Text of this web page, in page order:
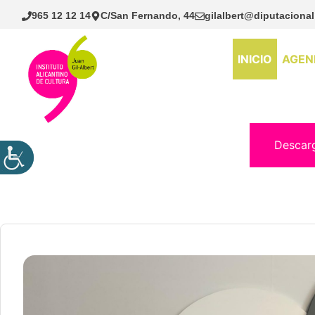
Saltar
965 12 12 14 C/San Fernando, 44
INICIO